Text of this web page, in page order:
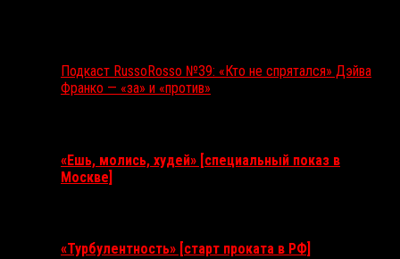
Подкаст RussoRosso №39: «Кто не спрятался» Дэйва
Франко — «за» и «против»
«Ешь, молись, худей» [специальный показ в
Москве]
«Турбулентность» [старт проката в РФ]